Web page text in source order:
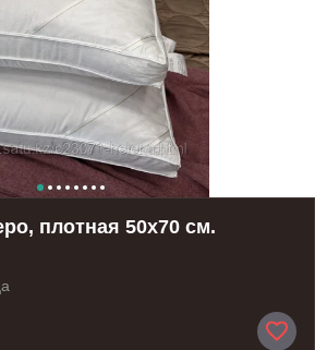
плотная 50х70 см.